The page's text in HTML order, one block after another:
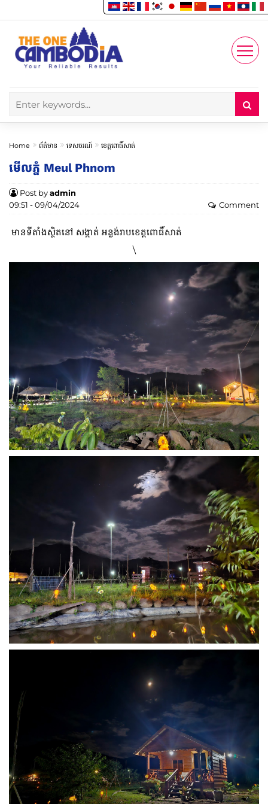
Account
Enjoy
Home ព័ត៌មាន ទេសចរណ៍ ខេត្តពោធិ៍សាត់
មើលភ្នំ Meul Phnom
Post byadmin
09:51 - 09/04/2024
Comment
មានទីតាំងស្ថិតនៅ សង្កាត់ អន្លង់រាបខេត្តពោធិ៍សាត់
\